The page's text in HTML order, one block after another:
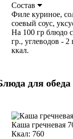
Состав
Филе куриное,
соевый соус,
На 100 гр блюдо
гр., углеводов - 2
ккал.
для
Каша гречневая
Ккал: 760